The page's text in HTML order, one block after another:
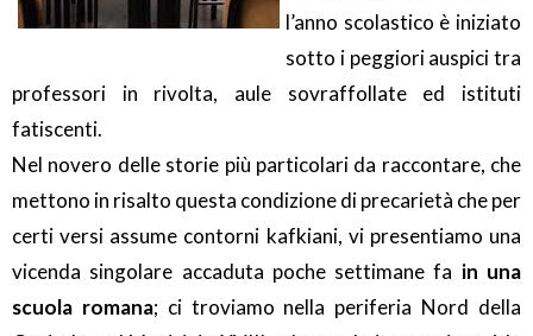
l’anno scolastico è iniziato
sotto i peggiori auspici tra
professori in rivolta, aule sovraffollate ed istituti
fatiscenti.
Nel novero delle storie più particolari da raccontare, che
mettono in risalto questa condizione di precarietà che per
certi versi assume contorni kafkiani, vi presentiamo una
vicenda singolare accaduta poche settimane fa in una
scuola romana; ci troviamo nella periferia Nord della